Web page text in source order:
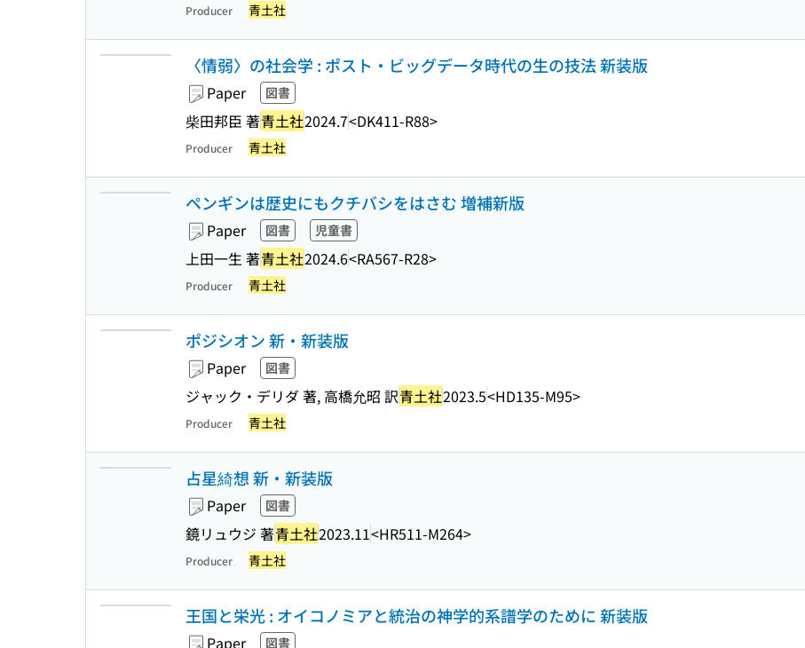
Producer 青土社
〈情弱〉の社会学 : ポスト・ビッグデータ時代の生の技法 新装版
Paper 図書
柴田邦臣 著青土社2024.7<DK411-R88>
Producer 青土社
ペンギンは歴史にもクチバシをはさむ 増補新版
Paper 図書 児童書
上田一生 著青土社2024.6<RA567-R28>
Producer 青土社
ポジシオン 新・新装版
Paper 図書
ジャック・デリダ 著, 高橋允昭 訳青土社2023.5<HD135-M95>
Producer 青土社
占星綺想 新・新装版
Paper 図書
鏡リュウジ 著青土社2023.11<HR511-M264>
Producer 青土社
王国と栄光 : オイコノミアと統治の神学的系譜学のために 新装版
Paper 図書